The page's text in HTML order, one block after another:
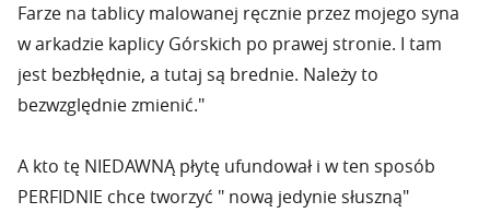
Farze na tablicy malowanej ręcznie przez mojego syna
w arkadzie kaplicy Górskich po prawej stronie. I tam
jest bezbłędnie, a tutaj są brednie. Należy to
bezwzględnie zmienić."
A kto tę NIEDAWNĄ płytę ufundował i w ten sposób
PERFIDNIE chce tworzyć " nową jedynie słuszną"